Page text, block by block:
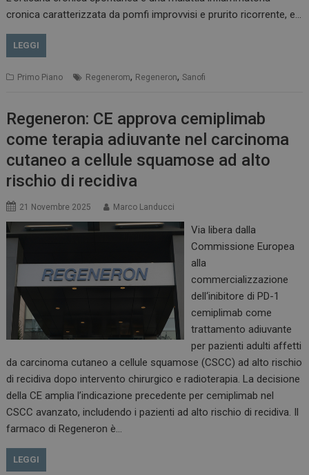
cronica caratterizzata da pomfi improvvisi e prurito ricorrente, e…
LEGGI
Primo Piano Regenerom, Regeneron,Sanofi
Regeneron: CE approva cemiplimab
come terapia adiuvante nel carcinoma
cutaneo a cellule squamose ad alto
rischio di recidiva
21 Novembre 2025 Marco Landucci
Via libera dalla
Commissione Europea
alla
commercializzazione
dell‘inibitore di PD-1
cemiplimab come
trattamento adiuvante
per pazienti adulti affetti
da carcinoma cutaneo a cellule squamose (CSCC) ad alto rischio
di recidiva dopo intervento chirurgico e radioterapia. La decisione
della CE amplia l’indicazione precedente per cemiplimab nel
CSCC avanzato, includendo i pazienti ad alto rischio di recidiva. Il
farmaco di Regeneron è…
LEGGI